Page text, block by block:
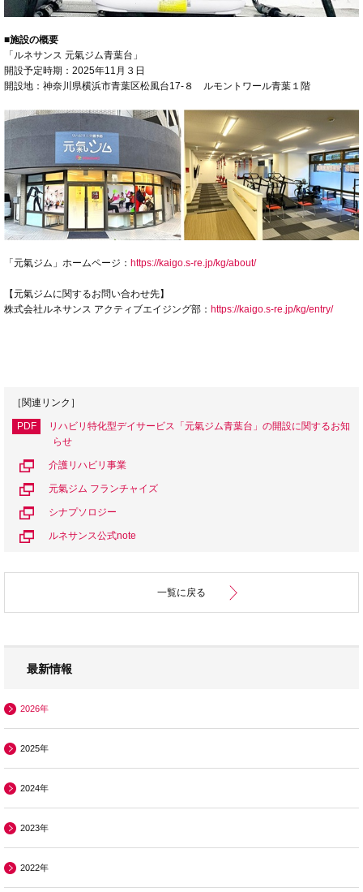
■施設の概要
「ルネサンス 元氣ジム青葉台」
開設予定時期：2025年11月３日
開設地：神奈川県横浜市青葉区松風台17-８ ルモントワール青葉１階
「元氣ジム」ホームページ： https://kaigo.s-re.jp/kg/about/
【元氣ジムに関するお問い合わせ先】
株式会社ルネサンス アクティブエイジング部： https://kaigo.s-re.jp/kg/entry/
［関連リンク］
PDF
リハビリ特化型デイサービス「元氣ジム青葉台」の開設に関するお知
らせ
介護リハビリ事業
元氣ジム フランチャイズ
シナプソロジー
ルネサンス公式note
一覧に戻る
最新情報
2026年
2025年
2024年
2023年
2022年